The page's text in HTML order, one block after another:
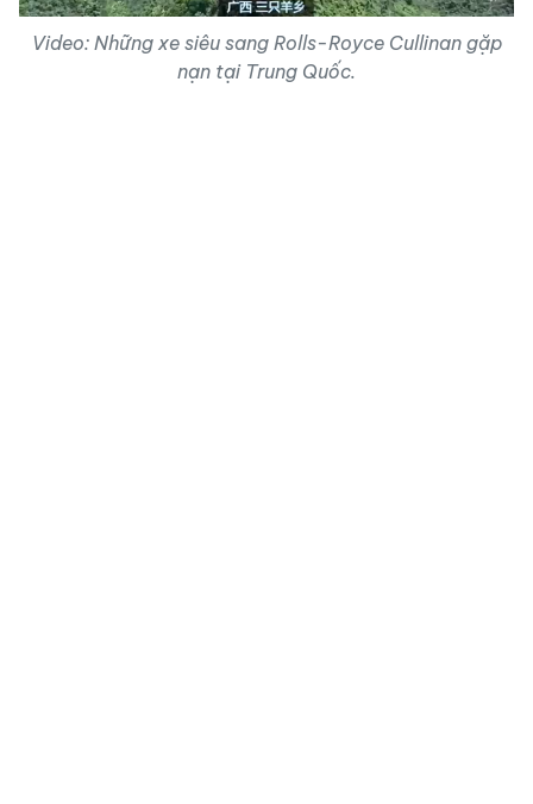
Video: Những xe siêu sang Rolls-Royce Cullinan gặp
nạn tại Trung Quốc.